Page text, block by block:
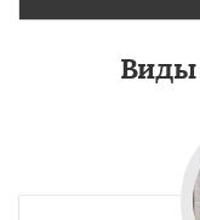
Виды